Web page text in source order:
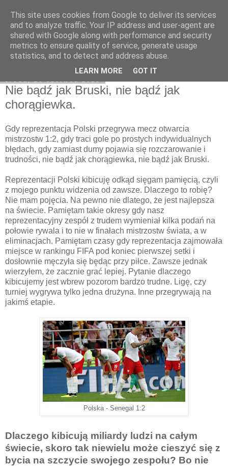
Zawisza1946.pl
Nie bądź jak Bruski, nie bądź jak
chorągiewka.
Gdy reprezentacja Polski przegrywa mecz otwarcia
mistrzostw 1:2, gdy traci gole po prostych indywidualnych
błędach, gdy zamiast dumy pojawia się rozczarowanie i
trudności, nie bądź jak chorągiewka, nie bądź jak Bruski.
Reprezentacji Polski kibicuję odkąd sięgam pamięcią, czyli
z mojego punktu widzenia od zawsze. Dlaczego to robię?
Nie mam pojęcia. Na pewno nie dlatego, że jest najlepsza
na świecie. Pamiętam takie okresy gdy nasz
reprezentacyjny zespół z trudem wymieniał kilka podań na
połowie rywala i to nie w finałach mistrzostw świata, a w
eliminacjach. Pamiętam czasy gdy reprezentacja zajmowała
miejsce w rankingu FIFA pod koniec pierwszej setki i
dosłownie męczyła się będąc przy piłce. Zawsze jednak
wierzyłem, że zacznie grać lepiej. Pytanie dlaczego
kibicujemy jest wbrew pozorom bardzo trudne. Ligę, czy
turniej wygrywa tylko jedna drużyna. Inne przegrywają na
jakimś etapie.
Polska - Senegal 1:2
Dlaczego kibicują miliardy ludzi na całym
świecie, skoro tak niewielu może cieszyć się z
bycia na szczycie swojego zespołu? Bo nie
This site uses cookies from Google to deliver its services
and to analyze traffic. Your IP address and user-agent are
shared with Google along with performance and security
metrics to ensure quality of service, generate usage
statistics, and to detect and address abuse.
LEARN MORE GOT IT